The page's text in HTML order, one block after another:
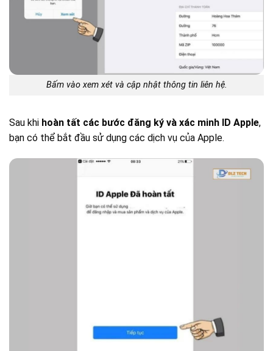
Bấm vào xem xét và cập nhật thông tin liên hệ.
Sau khi hoàn tất các bước đăng ký và xác minh ID Apple,
bạn có thể bắt đầu sử dụng các dịch vụ của Apple.